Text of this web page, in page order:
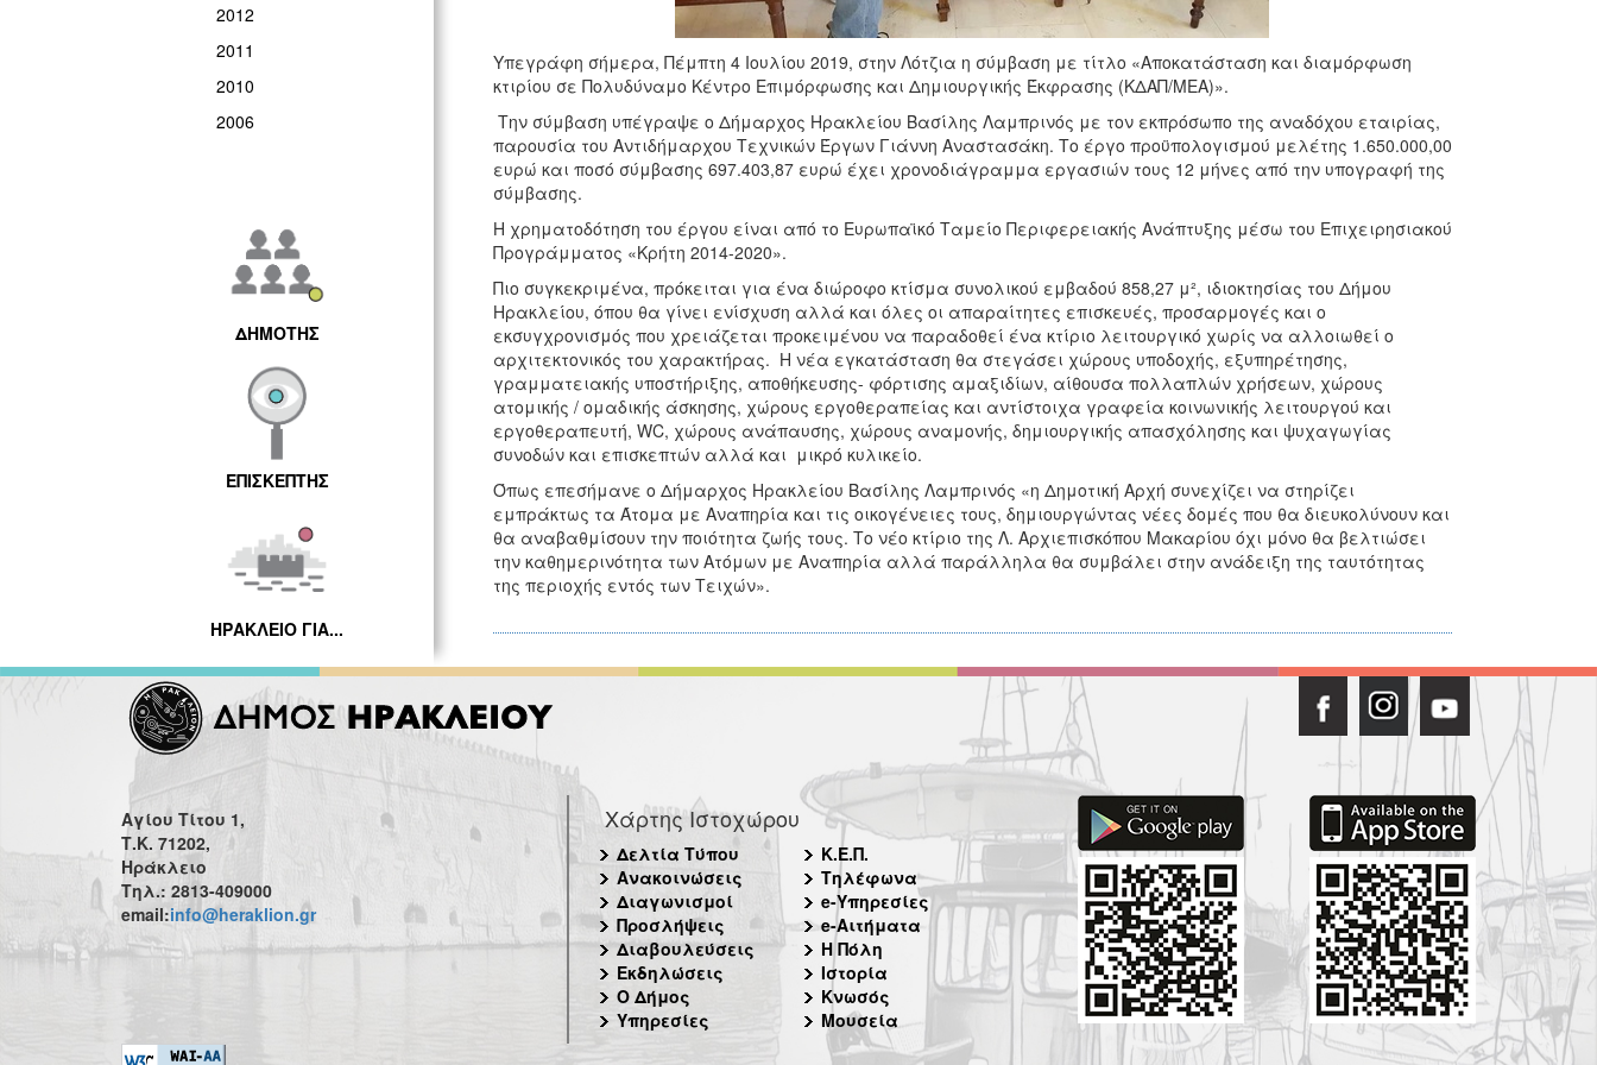
2012
2011
2010
2006
ΔΗΜΟΤΗΣ
ΕΠΙΣΚΕΠΤΗΣ
ΗΡΑΚΛΕΙΟ ΓΙΑ...
Υπεγράφη σήμερα, Πέμπτη 4 Ιουλίου 2019, στην Λότζια η σύμβαση με τίτλο «Αποκατάσταση και διαμόρφωση
κτιρίου σε Πολυδύναμο Κέντρο Επιμόρφωσης και Δημιουργικής Έκφρασης (ΚΔΑΠ/ΜΕΑ)».
Την σύμβαση υπέγραψε ο Δήμαρχος Ηρακλείου Βασίλης Λαμπρινός με τον εκπρόσωπο της αναδόχου εταιρίας,
παρουσία του Αντιδήμαρχου Τεχνικών Έργων Γιάννη Αναστασάκη. Το έργο προϋπολογισμού μελέτης 1.650.000,00
ευρώ και ποσό σύμβασης 697.403,87 ευρώ έχει χρονοδιάγραμμα εργασιών τους 12 μήνες από την υπογραφή της
σύμβασης.
Η χρηματοδότηση του έργου είναι από το Ευρωπαϊκό Ταμείο Περιφερειακής Ανάπτυξης μέσω του Επιχειρησιακού
Προγράμματος «Κρήτη 2014-2020».
Πιο συγκεκριμένα, πρόκειται για ένα διώροφο κτίσμα συνολικού εμβαδού 858,27 μ², ιδιοκτησίας του Δήμου
Ηρακλείου, όπου θα γίνει ενίσχυση αλλά και όλες οι απαραίτητες επισκευές, προσαρμογές και ο
εκσυγχρονισμός που χρειάζεται προκειμένου να παραδοθεί ένα κτίριο λειτουργικό χωρίς να αλλοιωθεί ο
αρχιτεκτονικός του χαρακτήρας. Η νέα εγκατάσταση θα στεγάσει χώρους υποδοχής, εξυπηρέτησης,
γραμματειακής υποστήριξης, αποθήκευσης- φόρτισης αμαξιδίων, αίθουσα πολλαπλών χρήσεων, χώρους
ατομικής / ομαδικής άσκησης, χώρους εργοθεραπείας και αντίστοιχα γραφεία κοινωνικής λειτουργού και
εργοθεραπευτή, WC, χώρους ανάπαυσης, χώρους αναμονής, δημιουργικής απασχόλησης και ψυχαγωγίας
συνοδών και επισκεπτών αλλά και μικρό κυλικείο.
Όπως επεσήμανε ο Δήμαρχος Ηρακλείου Βασίλης Λαμπρινός «η Δημοτική Αρχή συνεχίζει να στηρίζει
εμπράκτως τα Άτομα με Αναπηρία και τις οικογένειες τους, δημιουργώντας νέες δομές που θα διευκολύνουν και
θα αναβαθμίσουν την ποιότητα ζωής τους. Το νέο κτίριο της Λ. Αρχιεπισκόπου Μακαρίου όχι μόνο θα βελτιώσει
την καθημερινότητα των Ατόμων με Αναπηρία αλλά παράλληλα θα συμβάλει στην ανάδειξη της ταυτότητας
της περιοχής εντός των Τειχών».
Αγίου Τίτου 1,
Τ.Κ. 71202,
Ηράκλειο
Τηλ.: 2813-409000
email:info@heraklion.gr
Χάρτης Ιστοχώρου
Δελτία Τύπου
Ανακοινώσεις
Διαγωνισμοί
Προσλήψεις
Διαβουλεύσεις
Εκδηλώσεις
Ο Δήμος
Υπηρεσίες
Κ.Ε.Π.
Τηλέφωνα
e-Υπηρεσίες
e-Αιτήματα
Η Πόλη
Ιστορία
Κνωσός
Μουσεία